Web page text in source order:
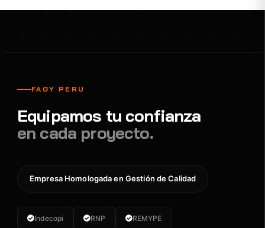
FAGY PERU
Equipamos tu confianza
en cada proyecto.
Empresa Homologada en Gestión de Calidad
Indecopi RNP REMYPE